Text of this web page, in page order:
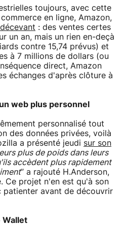
toujours, avec cette
en ligne, Amazon,
: des ventes certes
un an, mais un rien en-deçà
contre 15,74 prévus) et
à 7 millions de dollars (ou
direct, Amazon
échanges d'après clôture à
web plus personnel
personnalisé tout
des données privées, voilà
a présenté jeudi sur son
plus de poids dans leurs
accèdent plus rapidement
” a rajouté H.Anderson,
Ce projet n'en est qu'à son
patienter avant de découvrir
Wallet